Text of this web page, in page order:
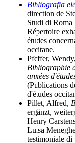
Bibliografia
direction de
Studi di Roma
Répertoire
études
occitane.
Pfeffer,
Bibliographie
années
(Publications
d'études
Pillet, Alfred,
ergänzt,
Henry
Luisa
testimoniale di